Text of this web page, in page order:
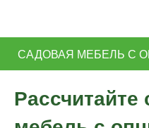
САДОВАЯ МЕБЕЛЬ С
Рассчитайте